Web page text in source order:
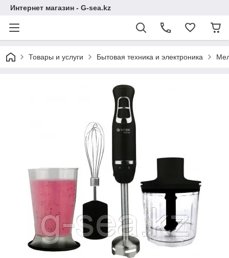
Интернет магазин - G-sea.kz
Товары и услуги Бытовая техника и электроника